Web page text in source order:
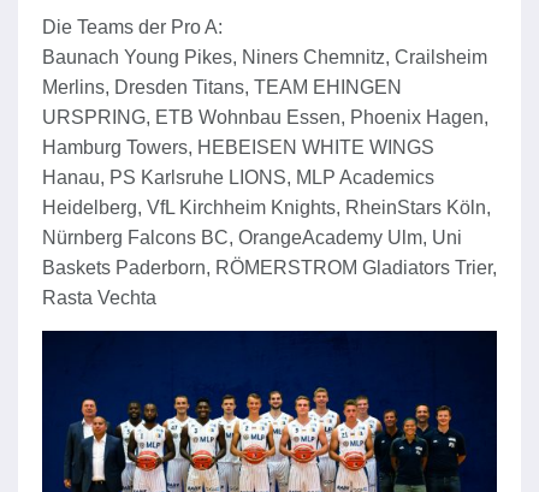
Die Teams der Pro A:
Baunach Young Pikes, Niners Chemnitz, Crailsheim
Merlins, Dresden Titans, TEAM EHINGEN
URSPRING, ETB Wohnbau Essen, Phoenix Hagen,
Hamburg Towers, HEBEISEN WHITE WINGS
Hanau, PS Karlsruhe LIONS, MLP Academics
Heidelberg, VfL Kirchheim Knights, RheinStars Köln,
Nürnberg Falcons BC, OrangeAcademy Ulm, Uni
Baskets Paderborn, RÖMERSTROM Gladiators Trier,
Rasta Vechta